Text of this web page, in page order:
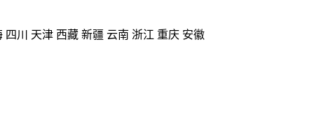
四川 天津 西藏 新疆 云南 浙江 重庆 安徽